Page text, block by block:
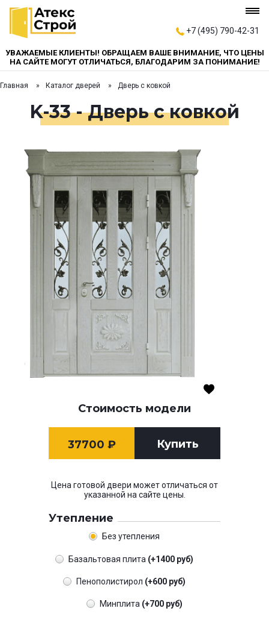
+7 (495) 790-42-31
УВАЖАЕМЫЕ КЛИЕНТЫ! ОБРАЩАЕМ ВАШЕ ВНИМАНИЕ, ЧТО ЦЕНЫ
НА САЙТЕ МОГУТ ОТЛИЧАТЬСЯ, БЛАГОДАРИМ ЗА ПОНИМАНИЕ!
Главная Каталог дверей Дверь с ковкой
K-33 - Дверь с ковкой
Стоимость модели
37700 ₽ Купить
Цена готовой двери может отличаться от
указанной на сайте цены.
Утепление
Без утепления
Базальтовая плита (+1400 руб)
Пенополистирол (+600 руб)
Минплита (+700 руб)